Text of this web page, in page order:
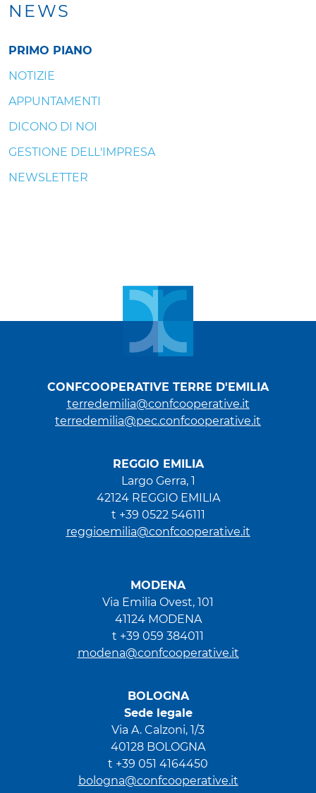
NEWS
PRIMO PIANO
NOTIZIE
APPUNTAMENTI
DICONO DI NOI
GESTIONE DELL'IMPRESA
NEWSLETTER
CONFCOOPERATIVE TERRE D'EMILIA
terredemilia@confcooperative.it
terredemilia@pec.confcooperative.it
REGGIO EMILIA
Largo Gerra, 1
42124 REGGIO EMILIA
t +39 0522 546111
reggioemilia@confcooperative.it
MODENA
Via Emilia Ovest, 101
41124 MODENA
t +39 059 384011
modena@confcooperative.it
BOLOGNA
Sede legale
Via A. Calzoni, 1/3
40128 BOLOGNA
t +39 051 4164450
bologna@confcooperative.it